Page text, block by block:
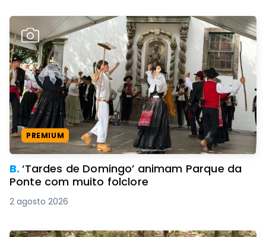
PREMIUM
B.‘Tardes de Domingo’ animam Parque da
Ponte com muito folclore
2 agosto 2026